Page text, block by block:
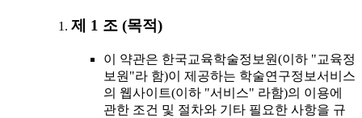
제 1 조 (목적)
이 약관은 한국교육학술정보원(이하 "교육정
보원"라 함)이 제공하는 학술연구정보서비스
의 웹사이트(이하 "서비스" 라함)의 이용에
관한 조건 및 절차와 기타 필요한 사항을 규